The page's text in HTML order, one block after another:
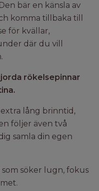
bär en känsla av
komma tillbaka till
för kvällar,
där du vill
rökelsepinnar
lång brinntid,
följer även två
samla din egen
söker lugn, fokus